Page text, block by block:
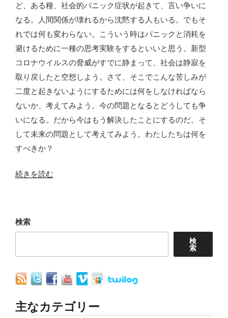
団
免
疫
は
不
可
能？”
の
ど、ある種、社会的パニック症状が起きて、言い争いに
なる。人間関係が壊れるから沈黙する人もいる。でもそ
れでは何も変わらない。こういう時はパニックと消耗を
避けるために一種の思考実験をするといいと思う。新型
コロナウイルスの脅威がすでに静まって、社会は静寂を
取り戻したと空想しよう。さて、そこでこんな苦しみが
二度と起きないようにするためには何をしなければなら
ないか、考えてみよう。今の問題となるとどうしても争
いになる。だから今はもう解決したことにするのだ。そ
して未来の問題として考えてみよう。わたしたちは何を
すべきか？
“新
ロ
ナ
イ
ル
ス
で
続きを読む
検索
検
索
主なカテゴリー